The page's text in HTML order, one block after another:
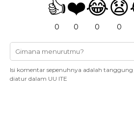
👍
0
❤️
0
😂
0
😧
0
Isi komentar sepenuhnya adalah
diatur dalam UU ITE